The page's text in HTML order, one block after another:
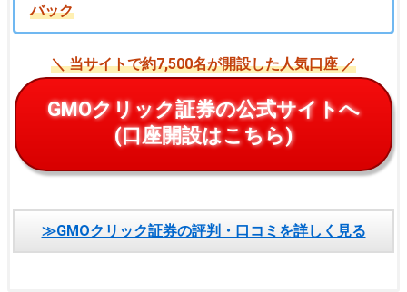
バック
＼ 当サイトで約7,500名が開設した人気口座 ／
GMOクリック証券の公式サイトへ
(口座開設はこちら)
≫GMOクリック証券の評判・口コミを詳しく見る